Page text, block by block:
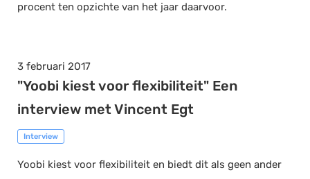
procent ten opzichte van het jaar daarvoor.
3 februari 2017
"Yoobi kiest voor flexibiliteit" Een
interview met Vincent Egt
Interview
Yoobi kiest voor flexibiliteit en biedt dit als geen ander